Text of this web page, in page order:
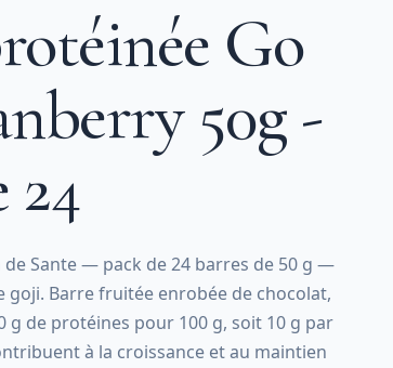
Go
50g -
24
Sante — pack de 24 barres de 50 g —
goji. Barre fruitée enrobée de chocolat,
g de protéines pour 100 g, soit 10 g par
à la croissance et au maintien